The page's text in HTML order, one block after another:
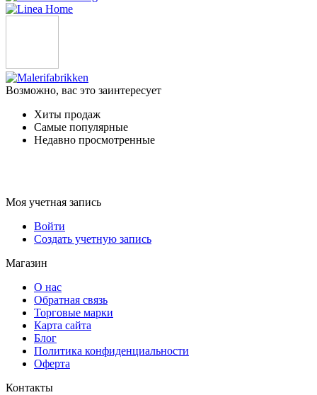
Возможно, вас это заинтересует
Хиты продаж
Самые популярные
Недавно просмотренные
Моя учетная запись
Войти
Создать учетную запись
Магазин
О нас
Обратная связь
Торговые марки
Карта сайта
Блог
Политика конфиденциальности
Оферта
Контакты